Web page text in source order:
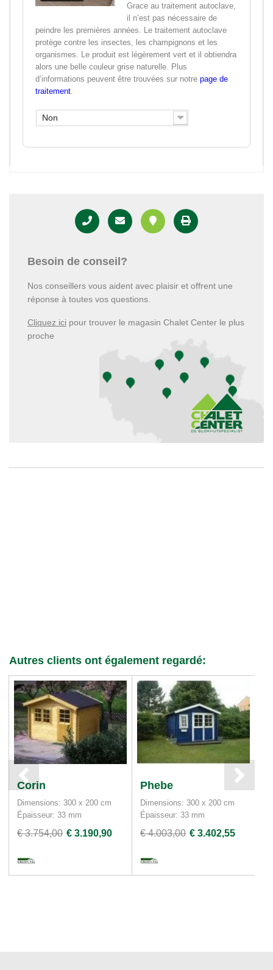
Grace au traitement autoclave,
il n’est pas nécessaire de
peindre les premières années. Le traitement autoclave
protège contre les insectes, les champignons et les
organismes. Le produit est légèrement vert et il obtiendra
alors une belle couleur grise naturelle. Plus
d’informations peuvent être trouvées sur notre page de
traitement
Non
Besoin de conseil?
Nos conseillers vous aident avec plaisir et offrent une
réponse à toutes vos questions.
Cliquez ici pour trouver le magasin Chalet Center le plus
proche
Autres clients ont également regardé:
Corin
Dimensions: 300 x 200 cm
Épaisseur: 33 mm
€ 3.754,00 € 3.190,90
Phebe
Dimensions: 300 x 200 cm
Épaisseur: 33 mm
€ 4.003,00 € 3.402,55